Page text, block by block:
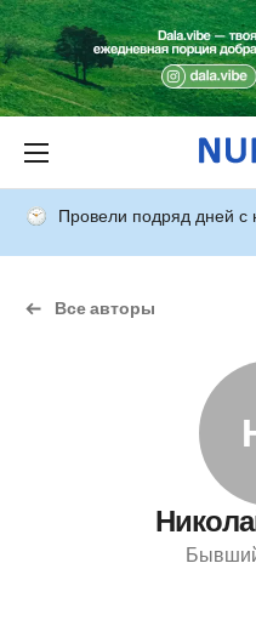
Провели подряд дней с
Все авторы